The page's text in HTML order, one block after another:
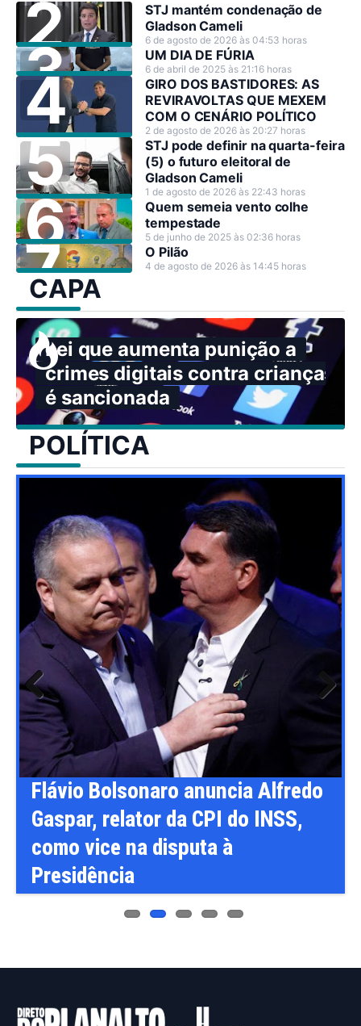
STJ mantém condenação de
Gladson Cameli
6 de agosto de 2026 às 04:53 horas
UM DIA DE FÚRIA
6 de abril de 2025 às 21:16 horas
GIRO DOS BASTIDORES: AS
REVIRAVOLTAS QUE MEXEM
COM O CENÁRIO POLÍTICO
2 de agosto de 2026 às 20:27 horas
STJ pode definir na quarta-feira
(5) o futuro eleitoral de
Gladson Cameli
1 de agosto de 2026 às 22:43 horas
Quem semeia vento colhe
tempestade
5 de junho de 2025 às 02:36 horas
O Pilão
4 de agosto de 2026 às 14:45 horas
CAPA
Lei que aumenta punição a
crimes digitais contra crianças
é sancionada
POLÍTICA
Flávio Bolsonaro anuncia Alfredo
Gaspar, relator da CPI do INSS,
como vice na disputa à
Presidência
Previ
ous
Next